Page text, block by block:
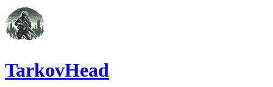
TarkovHead